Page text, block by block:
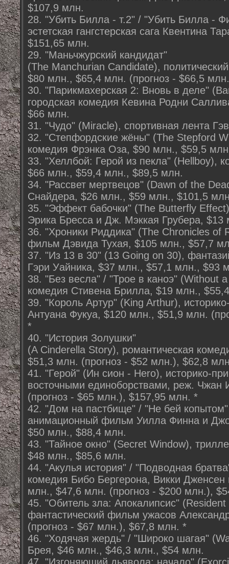
$107,9 млн.
28. "Убить Билла - т.2" / "Убить Билла -
эстетская гангстерская сага Квентина
$151,65 млн.
29. "Маньчжурский кандидат"
(The Manchurian Candidate),
$80 млн., $65,4 млн. (прогноз - $66,5
30. "Парикмахерская 2: Вновь в деле"
городская комедия Кевина Родни
$66 млн.
31. "Чудо" (Miracle), спортивная лента
32. "Степфордские жёны" (The Stepford
комедия Фрэнка Оза, $90 млн., $59,5
33. "Хеллбой: Герой из пекла" (Hellboy),
$66 млн., $59,4 млн., $89,5 млн.
34. "Рассвет мертвецов" (Dawn of the
Снайдера, $26 млн., $59 млн., $101,5
35. "Эффект бабочки" (The Butterfly
Эрика Бресса и Дж. Мэккая Грубера,
36. "Хроники Риддика" (The Chronicles of
фильм Дэвида Тухая, $105 млн., $57,7
37. "Из 13 в 30" (13 Going on 30),
Гэри Уайника, $37 млн., $57,1 млн., $93
38. "Без весла" / "Трое в каноэ" (Without
комедия Стивена Брилла, $19 млн.,
39. "Король Артур" (King Arthur),
Антуана Фукуа, $120 млн., $51,9 млн.
*
40. "История Золушки"
(A Cinderella Story), романтическая
$51,3 млн. (прогноз - $52 млн.), $62,8
41. "Герой" (Ин сион - Hero), историко-
восточными единоборствами, реж.
(прогноз - $65 млн.), $157,95 млн. *
42. "Дом на пастбище" / "Не бей
анимационный фильм Уилла Финна и
$50 млн., $88,4 млн.
43. "Тайное окно" (Secret Window),
$48 млн., $85,6 млн.
44. "Акулья история" / "Подводная
комедия Бибо Бергерона, Викки
млн., $47,6 млн. (прогноз - $200 млн.),
45. "Обитель зла: Апокалипсис"
фантастический фильм ужасов
(прогноз - $67 млн.), $67,8 млн. *
46. "Ходячая жердь" / "Широко шагая"
Брея, $46 млн., $46,3 млн., $54 млн.